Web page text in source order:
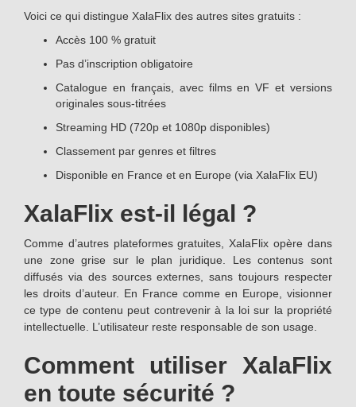
Voici ce qui distingue XalaFlix des autres sites gratuits :
Accès 100 % gratuit
Pas d’inscription obligatoire
Catalogue en français, avec films en VF et versions
originales sous-titrées
Streaming HD (720p et 1080p disponibles)
Classement par genres et filtres
Disponible en France et en Europe (via XalaFlix EU)
XalaFlix est-il légal ?
Comme d’autres plateformes gratuites, XalaFlix opère dans
une zone grise sur le plan juridique. Les contenus sont
diffusés via des sources externes, sans toujours respecter
les droits d’auteur. En France comme en Europe, visionner
ce type de contenu peut contrevenir à la loi sur la propriété
intellectuelle. L’utilisateur reste responsable de son usage.
Comment utiliser XalaFlix
en toute sécurité ?